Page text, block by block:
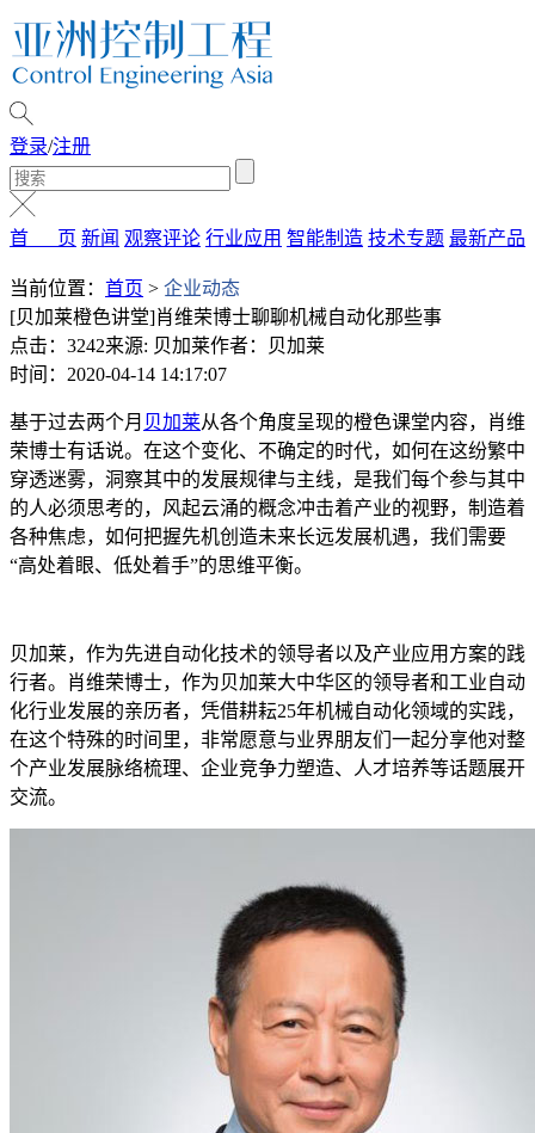
登录/注册
首 页 新闻 观察评论 行业应用 智能制造 技术专题 最新产品
当前位置： 首页 > 企业动态
[贝加莱橙色讲堂]肖维荣博士聊聊机械自动化那些事
点击：3242来源: 贝加莱作者：贝加莱
时间：2020-04-14 14:17:07
基于过去两个月 贝加莱从各个角度呈现的橙色课堂内容，肖维
荣博士有话说。在这个变化、不确定的时代，如何在这纷繁中
穿透迷雾，洞察其中的发展规律与主线，是我们每个参与其中
的人必须思考的，风起云涌的概念冲击着产业的视野，制造着
各种焦虑，如何把握先机创造未来长远发展机遇，我们需要
“高处着眼、低处着手”的思维平衡。
贝加莱，作为先进自动化技术的领导者以及产业应用方案的践
行者。肖维荣博士，作为贝加莱大中华区的领导者和工业自动
化行业发展的亲历者，凭借耕耘25年机械自动化领域的实践，
在这个特殊的时间里，非常愿意与业界朋友们一起分享他对整
个产业发展脉络梳理、企业竞争力塑造、人才培养等话题展开
交流。